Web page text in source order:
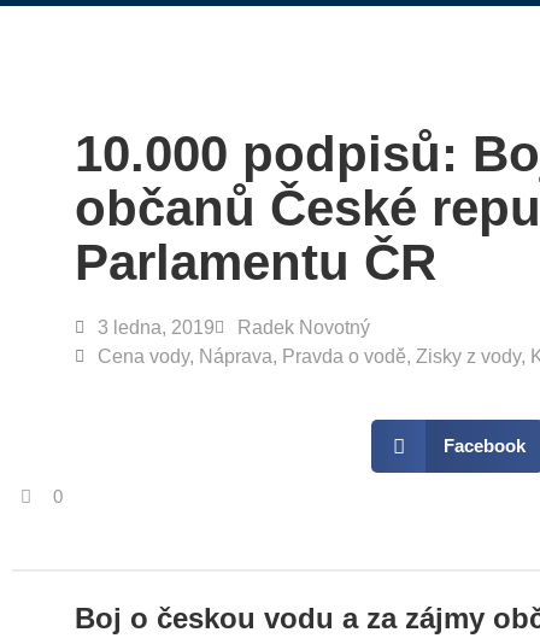
10.000 podpisů:
občanů České
Parlamentu ČR
3 ledna, 2019
Radek Novotný
Cena vody, Náprava, Pravda o vodě, Zisky z vody,
Facebook
0
Boj o českou vodu a za zájmy